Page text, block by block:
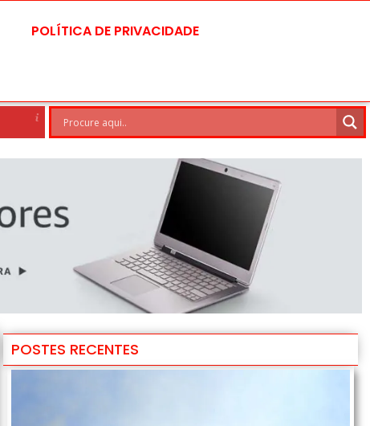
POLÍTICA DE PRIVACIDADE
Brasilia 7 Ago
POSTES RECENTES